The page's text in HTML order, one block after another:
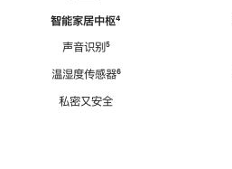
智能家居中枢脚
⁴
声音识别脚
⁵
温湿度传感器脚
⁶
私密又安全